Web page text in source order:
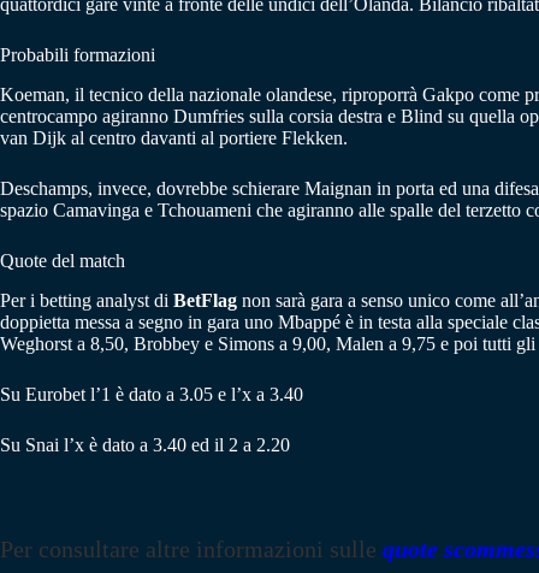
quattordici gare vinte a fronte delle undici dell’Olanda. Bilancio
Probabili formazioni
Koeman, il tecnico della nazionale olandese, riproporrà Gakpo come
centrocampo agiranno Dumfries sulla corsia destra e Blind su quella
van Dijk al centro davanti al portiere Flekken.
Deschamps, invece, dovrebbe schierare Maignan in porta ed una
spazio Camavinga e Tchouameni che agiranno alle spalle del
Quote del match
Per i betting analyst di BetFlag non sarà gara a senso unico come
doppietta messa a segno in gara uno Mbappé è in testa alla speciale
Weghorst a 8,50, Brobbey e Simons a 9,00, Malen a 9,75 e poi tutti
Su Eurobet l’1 è dato a 3.05 e l’x a 3.40
Su Snai l’x è dato a 3.40 ed il 2 a 2.20
Per consultare altre informazioni sulle quote